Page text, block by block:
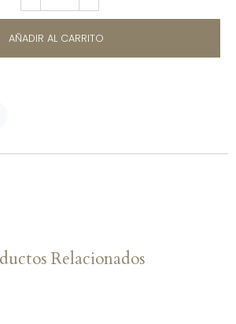
AÑADIR AL CARRITO
Relacionados